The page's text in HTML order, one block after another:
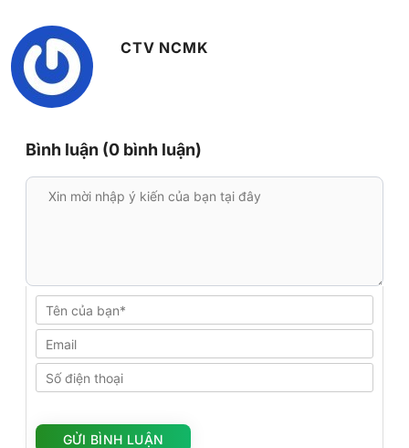
CTV NCMK
Bình luận (0 bình luận)